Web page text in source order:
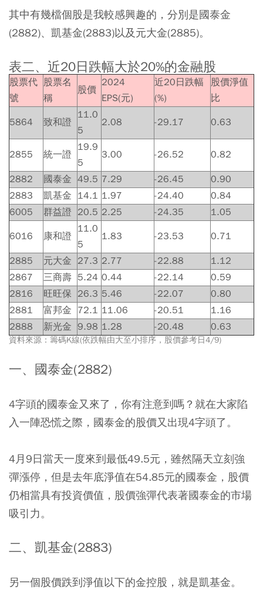
其中有幾檔個股是我較感興趣的，分別是國泰金
(2882)、凱基金(2883)以及元大金(2885)。
表二、近20日跌幅大於20%的金融股
股票代
號
股票名
稱
股價
2024
EPS(元)
近20日跌幅
(%)
股價淨值
比
5864 致和證
11.0
5
2.08 -29.17 0.63
2855 統一證
19.9
5
3.00 -26.52 0.82
2882 國泰金 49.5 7.29 -26.45
0.90
2883
凱基金 14.1 1.97 -24.40
0.84
6005
群益證 20.5 2.25 -24.35 1.05
6016 康和證
11.0
5
1.83 -23.53 0.71
2885 元大金 27.3 2.77 -22.88
1.12
2867
三商壽 5.24 0.44 -22.14
0.59
2816
旺旺保 26.3 5.46 -22.07
0.80
2881
富邦金 72.1 11.06 -20.51
1.16
2888
新光金 9.98 1.28 -20.48 0.63
資料來源：籌碼K線(依跌幅由大至小排序，股價參考日4/9)
一、國泰金(2882)
4字頭的國泰金又來了，你有注意到嗎？ 就在大家陷
入一陣恐慌之際，國泰金的股價又出現4字頭了。
4月9日當天一度來到最低49.5元，雖然隔天立刻強
彈漲停，但是去年底淨值在54.85元的國泰金，股價
仍相當具有投資價值，股價強彈代表著國泰金的市場
吸引力。
二、凱基金(2883)
另一個股價跌到淨值以下的金控股，就是凱基金。